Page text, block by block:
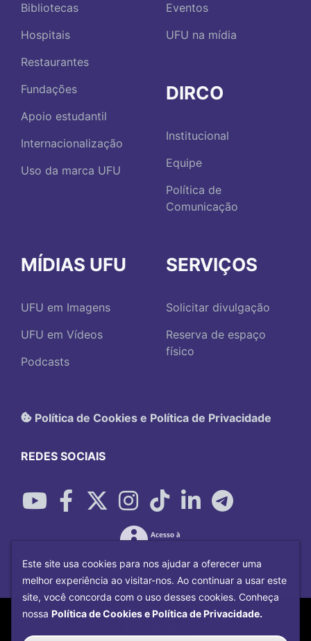
Bibliotecas
Hospitais
Restaurantes
Fundações
Apoio estudantil
Internacionalização
Uso da marca UFU
Eventos
UFU na mídia
DIRCO
Institucional
Equipe
Política de
Comunicação
MÍDIAS UFU
UFU em Imagens
UFU em Vídeos
Podcasts
SERVIÇOS
Solicitar divulgação
Reserva de espaço
físico
Política de Cookies e Política de Privacidade
REDES SOCIAIS
Copyright©2026Universidade Federal
Este site usa cookies para nos ajudar a oferecer uma
melhor experiência ao visitar-nos. Ao continuar a usar este
site, você concorda com o uso desses cookies. Conheça
nossa Política de Cookies e Política de Privacidade.